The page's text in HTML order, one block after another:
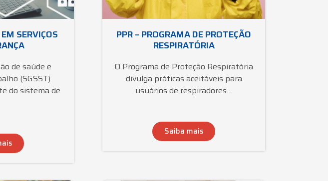
SERVIÇOS
de saúde e
(SGSST)
do sistema de
PPR – PROGRAMA DE PROTEÇÃO
RESPIRATÓRIA
O Programa de Proteção Respiratória
divulga práticas aceitáveis para
usuários de respiradores…
Saiba mais